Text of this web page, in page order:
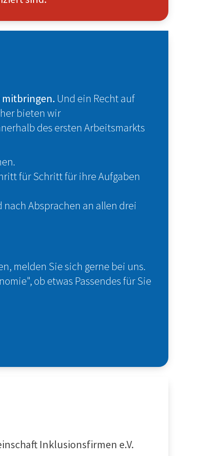
mitbringen. Und ein Recht auf
bieten wir
des ersten Arbeitsmarkts
für Schritt für ihre Aufgaben
Absprachen an allen drei
melden Sie sich gerne bei uns.
ob etwas Passendes für Sie
Inklusionsfirmen e.V.